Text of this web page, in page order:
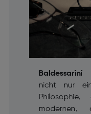
nicht nur
modernen,